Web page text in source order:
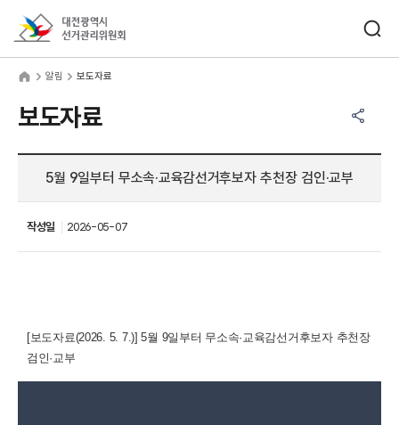
알림 보도자료
보도자료
5월 9일부터 무소속·교육감선거후보자 추천장 검인·교부
작성일 2026-05-07
[보도자료(2026. 5. 7.)]5월 9일부터 무소속·교육감선거후보자 추천장
검인·교부